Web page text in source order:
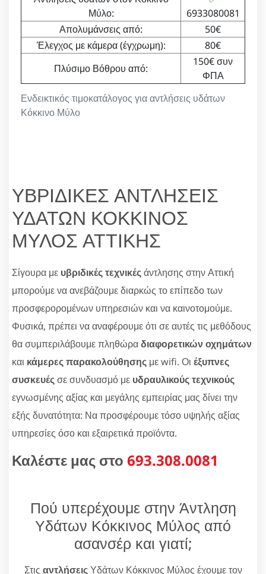
Ενδεικτικός τιμοκατάλογος για αντλήσεις υδάτων
Κόκκινο Μύλο
Μύλο:
6933080081
Απολυμάνσεις από:
50€
Έλεγχος με κάμερα (έγχρωμη):
80€
Πλύσιμο Βόθρου από:
150€ συν
ΦΠΑ
ΥΒΡΙΔΙΚΕΣ ΑΝΤΛΗΣΕΙΣ
ΥΔΑΤΩΝ ΚΟΚΚΙΝΟΣ
ΜΥΛΟΣ ΑΤΤΙΚΗΣ
Σίγουρα με υβριδικές τεχνικέςάντλησης στην Αττική
μπορούμε να ανεβάζουμε διαρκώς το επίπεδο των
προσφερορομένων υπηρεσιών και να καινοτομούμε.
Φυσικά, πρέπει να αναφέρουμε ότι σε αυτές τις μεθόδους
θα συμπεριλάβουμε πληθώραδιαφορετικών οχημάτων
και κάμερες παρακολούθησης με wifi. Οι έξυπνες
συσκευέςσε συνδυασμό με υδραυλικούς τεχνικούς
εγνωσμένης αξίας και μεγάλης εμπειρίας μας δίνει την
εξής δυνατότητα: Να προσφέρουμε τόσο υψηλής αξίας
υπηρεσίες όσο και εξαιρετικά προϊόντα.
Καλέστε μας στο 693.308.0081
Πού υπερέχουμε στην Άντληση
Υδάτων Κόκκινος Μύλος από
ασανσέρ και γιατί;
Στις αντλήσειςΥδάτων Κόκκινος Μύλος έχουμε τον